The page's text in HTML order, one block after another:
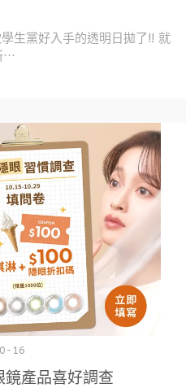
生黨好入手的透明日拋了!! 就
⋯
鏡產品喜好調查
16